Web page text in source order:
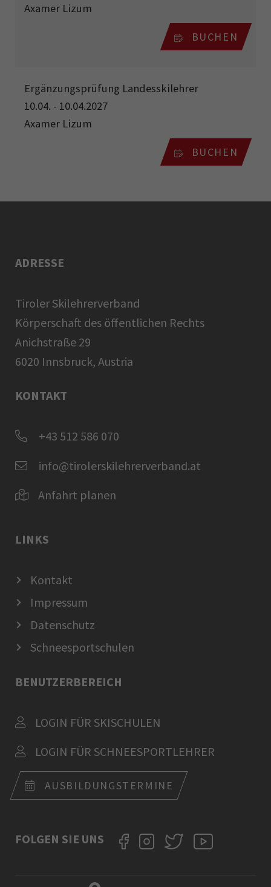
Axamer Lizum
BUCHEN
Ergänzungsprüfung Landesskilehrer
10.04. - 10.04.2027
Axamer Lizum
BUCHEN
ADRESSE
Tiroler Skilehrerverband
Körperschaft des öffentlichen Rechts
Anichstraße 29
6020 Innsbruck, Austria
KONTAKT
+43 512 586 070
info@tirolerskilehrerverband.at
Anfahrt planen
LINKS
Kontakt
Impressum
Datenschutz
Schneesportschulen
BENUTZERBEREICH
LOGIN FÜR SKISCHULEN
LOGIN FÜR SCHNEESPORTLEHRER
AUSBILDUNGSTERMINE
FOLGEN SIE UNS